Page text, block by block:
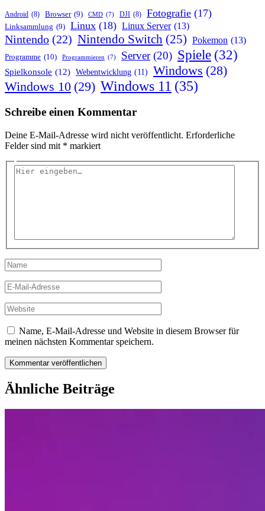
Android (8) Browser (9) CMD (7) DJI (8) Fotografie (17)
Linksammlung (9) Linux (18) Linux Server (13)
Nintendo (22) Nintendo Switch (25) Pokemon (13)
Programme (10) Programmieren (7) Server (20) Spiele (32)
Spielkonsole (12) Webentwicklung (11) Windows (28)
Windows 10 (29) Windows 11 (35)
Schreibe einen Kommentar
Deine E-Mail-Adresse wird nicht veröffentlicht. Erforderliche
Felder sind mit * markiert
Hier
Name
E-
Mail-
Adresse
Website
Name, E-Mail-Adresse und Website in diesem Browser für
meinen nächsten Kommentar speichern.
Ähnliche Beiträge